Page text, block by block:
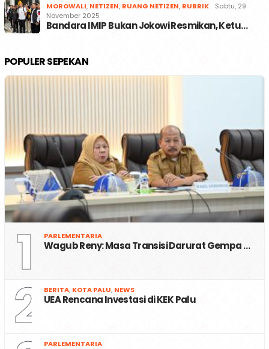
MOROWALI, NETIZEN, RUANG NETIZEN, RUBRIK
Sabtu, 29
November 2025
Bandara IMIP Bukan Jokowi Resmikan, Ketu…
POPULER SEPEKAN
1 PARLEMENTARIA
Wagub Reny: Masa Transisi Darurat Gempa …
2 BERITA, KOTA PALU, NEWS
UEA Rencana Investasi di KEK Palu
PARLEMENTARIA